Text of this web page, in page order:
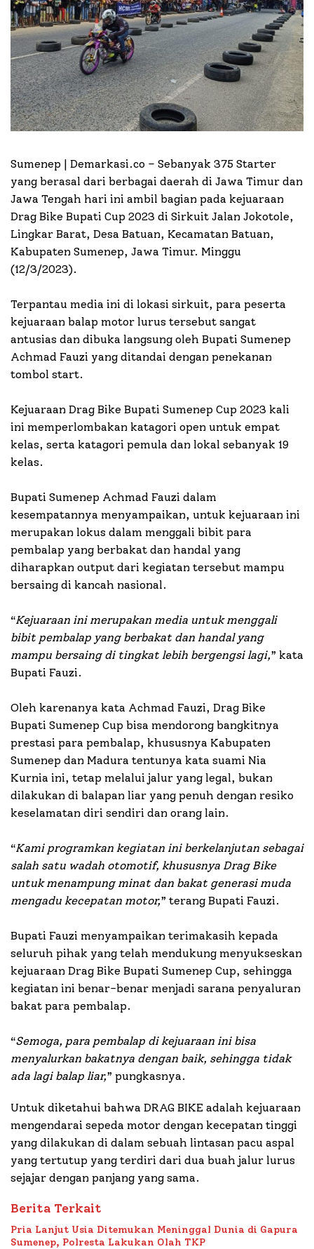
Sumenep | Demarkasi.co – Sebanyak 375 Starter
yang berasal dari berbagai daerah di Jawa Timur dan
Jawa Tengah hari ini ambil bagian pada kejuaraan
Drag Bike Bupati Cup 2023 di Sirkuit Jalan Jokotole,
Lingkar Barat, Desa Batuan, Kecamatan Batuan,
Kabupaten Sumenep, Jawa Timur. Minggu
(12/3/2023).
Terpantau media ini di lokasi sirkuit, para peserta
kejuaraan balap motor lurus tersebut sangat
antusias dan dibuka langsung oleh Bupati Sumenep
Achmad Fauzi yang ditandai dengan penekanan
tombol start.
Kejuaraan Drag Bike Bupati Sumenep Cup 2023 kali
ini memperlombakan katagori open untuk empat
kelas, serta katagori pemula dan lokal sebanyak 19
kelas.
Bupati Sumenep Achmad Fauzi dalam
kesempatannya menyampaikan, untuk kejuaraan ini
merupakan lokus dalam menggali bibit para
pembalap yang berbakat dan handal yang
diharapkan output dari kegiatan tersebut mampu
bersaing di kancah nasional.
“Kejuaraan ini merupakan media untuk menggali
bibit pembalap yang berbakat dan handal yang
mampu bersaing di tingkat lebih bergengsi lagi,” kata
Bupati Fauzi.
Oleh karenanya kata Achmad Fauzi, Drag Bike
Bupati Sumenep Cup bisa mendorong bangkitnya
prestasi para pembalap, khususnya Kabupaten
Sumenep dan Madura tentunya kata suami Nia
Kurnia ini, tetap melalui jalur yang legal, bukan
dilakukan di balapan liar yang penuh dengan resiko
keselamatan diri sendiri dan orang lain.
“Kami programkan kegiatan ini berkelanjutan sebagai
salah satu wadah otomotif, khususnya Drag Bike
untuk menampung minat dan bakat generasi muda
mengadu kecepatan motor,” terang Bupati Fauzi.
Bupati Fauzi menyampaikan terimakasih kepada
seluruh pihak yang telah mendukung menyukseskan
kejuaraan Drag Bike Bupati Sumenep Cup, sehingga
kegiatan ini benar-benar menjadi sarana penyaluran
bakat para pembalap.
“Semoga, para pembalap di kejuaraan ini bisa
menyalurkan bakatnya dengan baik, sehingga tidak
ada lagi balap liar,” pungkasnya.
Untuk diketahui bahwa DRAG BIKE adalah kejuaraan
mengendarai sepeda motor dengan kecepatan tinggi
yang dilakukan di dalam sebuah lintasan pacu aspal
yang tertutup yang terdiri dari dua buah jalur lurus
sejajar dengan panjang yang sama.
Berita Terkait
Pria Lanjut Usia Ditemukan Meninggal Dunia di Gapura
Sumenep, Polresta Lakukan Olah TKP